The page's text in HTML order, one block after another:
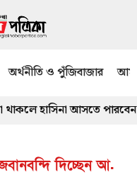
অর্থনীতি ও পুঁজিবাজার
হাসিনা আসতে পারবেন না :
দিচ্ছেন আ.